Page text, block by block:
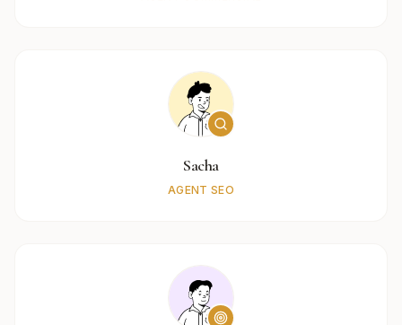
Sacha
AGENT SEO